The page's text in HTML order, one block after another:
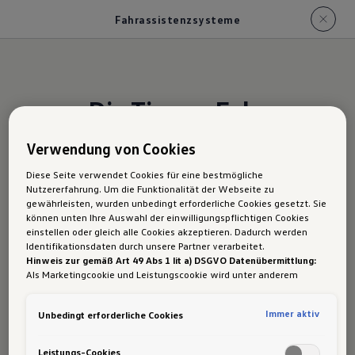
Fahrassistenzsysteme
Die Tiguan Fahr
assistenzsysteme
Fahrassistenzsysteme im Überblick:
Travel Assist
Automatische Distanzregelung
ACC
Verwendung von Cookies
Diese Seite verwendet Cookies für eine bestmögliche
Nutzererfahrung. Um die Funktionalität der Webseite zu
gewährleisten, wurden unbedingt erforderliche Cookies gesetzt. Sie
können unten Ihre Auswahl der einwilligungspflichtigen Cookies
einstellen oder gleich alle Cookies akzeptieren. Dadurch werden
Identifikationsdaten durch unsere Partner verarbeitet.
Hinweis zur gemäß Art 49 Abs 1 lit a) DSGVO Datenübermittlung:
Als Marketingcookie und Leistungscookie wird unter anderem
Daten in die USA (insbesondere dort an die Google LLC) weitergibt.
Unbedingt erforderliche Cookies Immer aktiv
Leistungs-Cookies